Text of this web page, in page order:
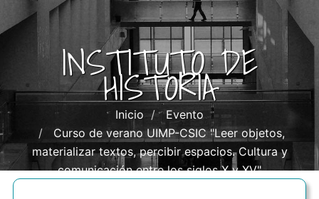
INSTITUTO DE
HISTORIA
Inicio
Evento
Curso de verano UIMP-CSIC "Leer objetos,
materializar textos, percibir espacios. Cultura y
comunicación entre los siglos X y XV"